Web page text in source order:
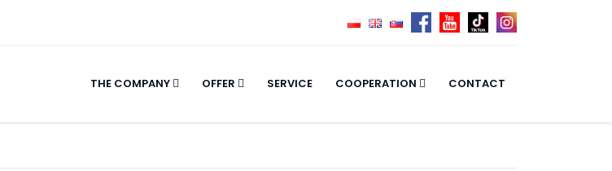
THE COMPANY OFFER SERVICE COOPERATION CONTACT